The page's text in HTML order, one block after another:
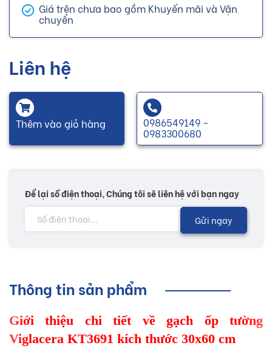
Giá trên chưa bao gồm Khuyến mãi và Vận
chuyển
Liên hệ
Thêm vào giỏ hàng 0986549149 -
0983300680
Để lại số điện thoại, Chúng tôi sẽ liên hệ với bạn ngay
Gửi ngay
Thông tin sản phẩm
Giới thiệu chi tiết về gạch ốp tường
Viglacera KT3691 kích thước 30x60 cm